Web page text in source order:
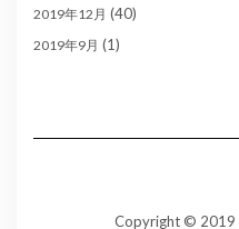
2019年12月 (40)
2019年9月 (1)
Copyright © 2019